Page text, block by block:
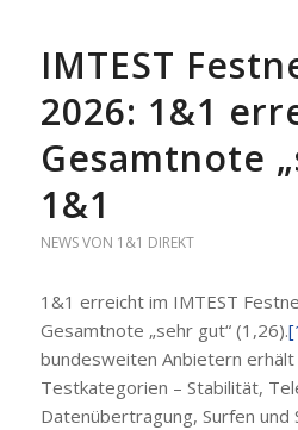
IMTEST
2026: 1&1
Gesamtnote
1&1
NEWS VON 1&1 DIREKT
1&1 erreicht im IMTEST
Gesamtnote „sehr gut“ (1,26).
bundesweiten Anbietern erhält
Testkategorien – Stabilität,
Datenübertragung, Surfen und